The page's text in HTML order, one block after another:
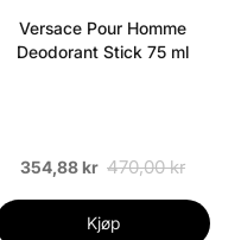
Versace Pour Homme
Deodorant Stick 75 ml
354,88 kr 470,00 kr
Kjøp